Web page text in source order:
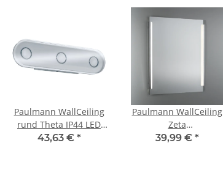
Paulmann WallCeiling
rund Theta IP44 LED
1x13,5W Alu
43,63 € *
Paulmann WallCeiling
Zeta
Spiegelklemmleuchte
39,99 € *